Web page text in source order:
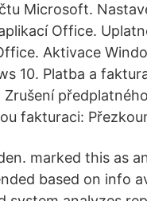
Microsoft.
Office.
Aktivace
10. Platba a
Zrušení
fakturaci:
marked this as
based on info